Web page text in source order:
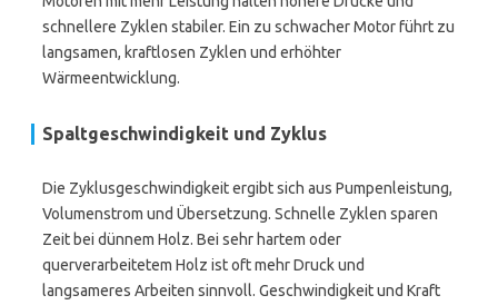
schnellere Zyklen stabiler. Ein zu schwacher Motor führt zu
langsamen, kraftlosen Zyklen und erhöhter
Wärmeentwicklung.
Spaltgeschwindigkeit und Zyklus
Die Zyklusgeschwindigkeit ergibt sich aus Pumpenleistung,
Volumenstrom und Übersetzung. Schnelle Zyklen sparen
Zeit bei dünnem Holz. Bei sehr hartem oder
querverarbeitetem Holz ist oft mehr Druck und
langsameres Arbeiten sinnvoll. Geschwindigkeit und Kraft